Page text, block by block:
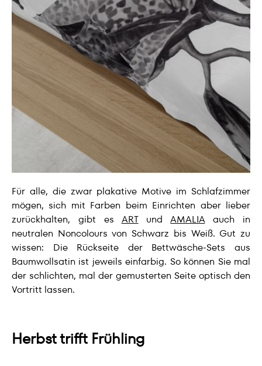
Für alle, die zwar plakative Motive im Schlafzimmer
mögen, sich mit Farben beim Einrichten aber lieber
zurückhalten, gibt es ARTundAMALIAauch in
neutralen Noncolours von Schwarz bis Weiß. Gut zu
wissen: Die Rückseite der Bettwäsche-Sets aus
Baumwollsatin ist jeweils einfarbig. So können Sie mal
der schlichten, mal der gemusterten Seite optisch den
Vortritt lassen.
Herbst trifft Frühling